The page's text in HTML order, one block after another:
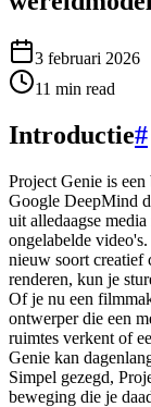
3 februari 2026
11 min read
Introductie#
Project Genie is
Google DeepMind
uit alledaagse
ongelabelde
nieuw soort creatief
renderen, kun je
Of je nu een
ontwerper die een
ruimtes verkent of
Genie kan
Simpel gezegd,
beweging die je